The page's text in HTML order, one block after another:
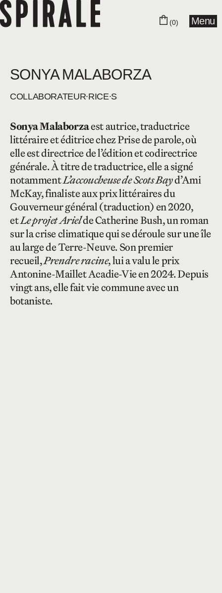
(0) Menu
SONYA MALABORZA
COLLABORA­­TEUR∙RICE∙S
Sonya Malaborzaest autrice, traductrice
littéraire et éditrice chez Prise de parole, où
elle est directrice de l’édition et codirectrice
générale. À titre de traductrice, elle a signé
notammentL’accoucheuse de Scots Bayd’Ami
McKay, finaliste aux prix littéraires du
Gouverneur général (traduction) en 2020,
etLe projet Arielde Catherine Bush, un roman
sur la crise climatique qui se déroule sur une île
au large de Terre-Neuve. Son premier
recueil,Prendre racine, lui a valu le prix
Antonine-Maillet Acadie-Vie en 2024. Depuis
vingt ans, elle fait vie commune avec un
botaniste.